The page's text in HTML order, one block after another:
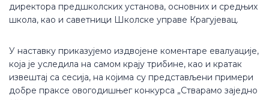
директора предшколских установа, основних и средњих
школа, као и саветници Школске управе Крагујевац.
У наставку приказујемо издвојене коментаре евалуације,
која је уследила на самом крају трибине, као и кратак
извештај са сесија, на којима су представљени примери
добре праксе овогодишњег конкурса „Стварамо заједно